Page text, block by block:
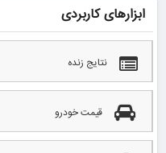
ابزارهای کاربردی
نتایج زنده
قیمت خودرو